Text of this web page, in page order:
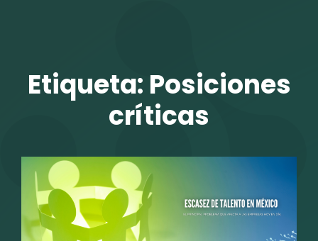
Etiqueta: Posiciones
críticas